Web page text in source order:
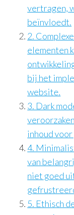
vertragen,
beïnvloedt.
2.
elementen
bij het
website.
3. Dark
inhoud
4.
van
niet goed
5. Ethisch